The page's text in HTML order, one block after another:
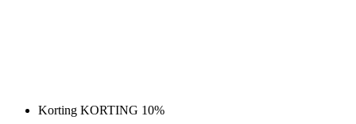
Korting KORTING 10%